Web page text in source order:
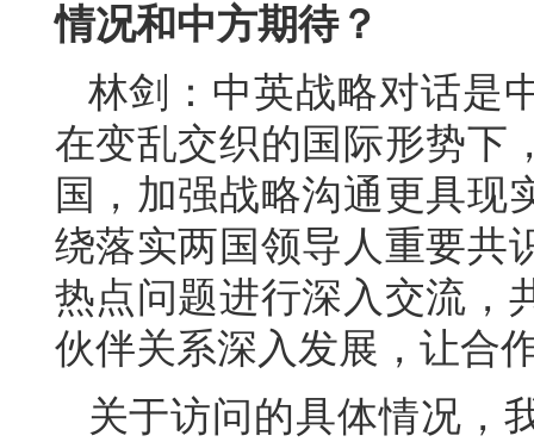
情况和中方期待？
林剑：中英战略对话是
在变乱交织的国际形势下
国，加强战略沟通更具现
绕落实两国领导人重要共
热点问题进行深入交流，
伙伴关系深入发展，让合
关于访问的具体情况，